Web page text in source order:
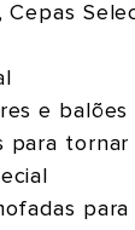
Cepas
e balões
para tornar